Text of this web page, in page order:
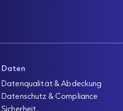
Daten
Datenqualität & Abdeckung
Datenschutz & Compliance
Sicherheit